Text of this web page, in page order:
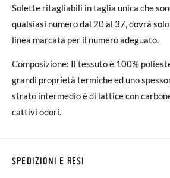
Solette ritagliabili in taglia unica che
qualsiasi numero dal 20 al 37, dovrà
linea marcata per il numero adeguato.
Composizione: Il tessuto è 100%
grandi proprietà termiche ed uno
strato intermedio è di lattice con
cattivi odori.
SPEDIZIONI E RESI